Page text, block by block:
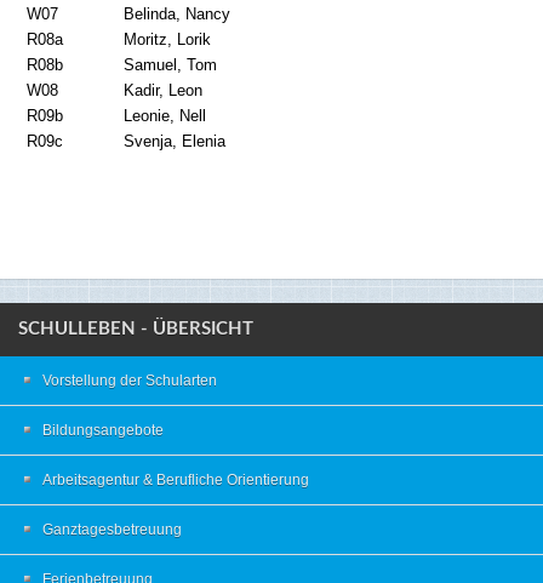
W07
Belinda, Nancy
R08a
Moritz, Lorik
R08b
Samuel, Tom
W08
Kadir, Leon
R09b
Leonie, Nell
R09c
Svenja, Elenia
SCHULLEBEN - ÜBERSICHT
Vorstellung der Schularten
Bildungsangebote
Arbeitsagentur & Berufliche Orientierung
Ganztagesbetreuung
Ferienbetreuung